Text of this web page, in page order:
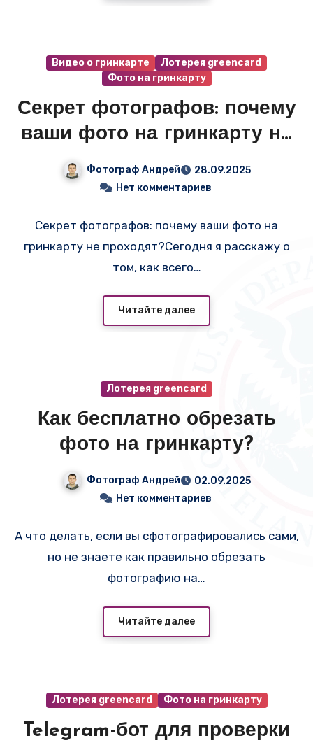
Видео о гринкарте
Лотерея greencard
Фото на гринкарту
Секрет фотографов: почему
ваши фото на гринкарту не
Фотограф Андрей
28.09.2025
Нет комментариев
Секрет фотографов: почему ваши фото на
гринкарту не проходят?Сегодня я расскажу о
том, как всего…
Читайте далее
Лотерея greencard
Как бесплатно обрезать
фото на гринкарту?
Фотограф Андрей
02.09.2025
Нет комментариев
А что делать, если вы сфотографировались сами,
но не знаете как правильно обрезать
фотографию на…
Читайте далее
Лотерея greencard Фото на гринкарту
Telegram-бот для проверки